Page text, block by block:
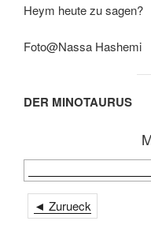
Heym heute zu sagen?
Foto@Nassa Hashemi
DER MINOTAURUS
◄ Zurueck